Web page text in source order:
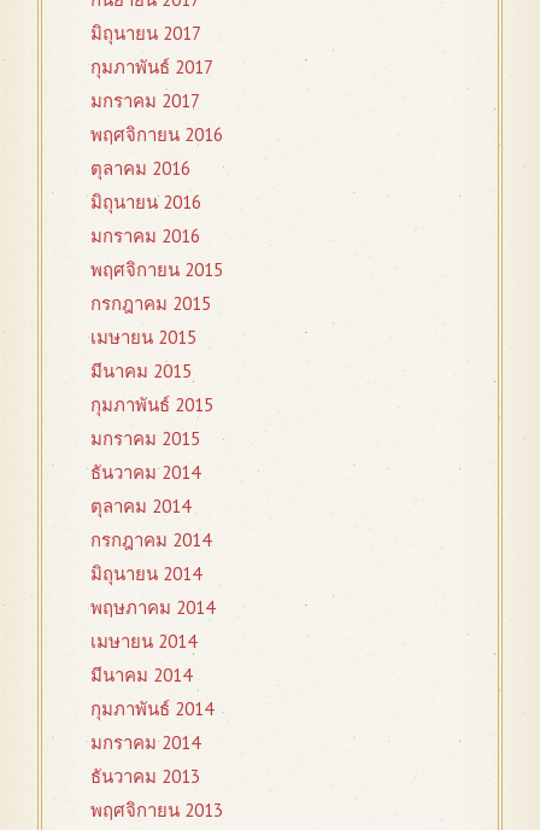
มิถุนายน 2017
กุมภาพันธ์ 2017
มกราคม 2017
พฤศจิกายน 2016
ตุลาคม 2016
มิถุนายน 2016
มกราคม 2016
พฤศจิกายน 2015
กรกฎาคม 2015
เมษายน 2015
มีนาคม 2015
กุมภาพันธ์ 2015
มกราคม 2015
ธันวาคม 2014
ตุลาคม 2014
กรกฎาคม 2014
มิถุนายน 2014
พฤษภาคม 2014
เมษายน 2014
มีนาคม 2014
กุมภาพันธ์ 2014
มกราคม 2014
ธันวาคม 2013
พฤศจิกายน 2013